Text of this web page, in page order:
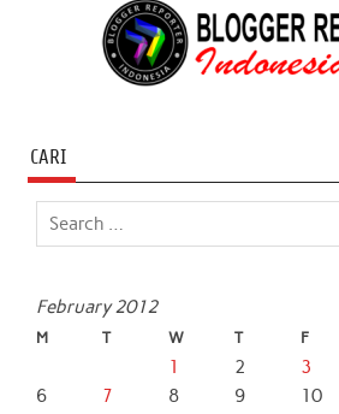
CARI
February 2012
M T W T F
1 2 3
6
7 8 9 10